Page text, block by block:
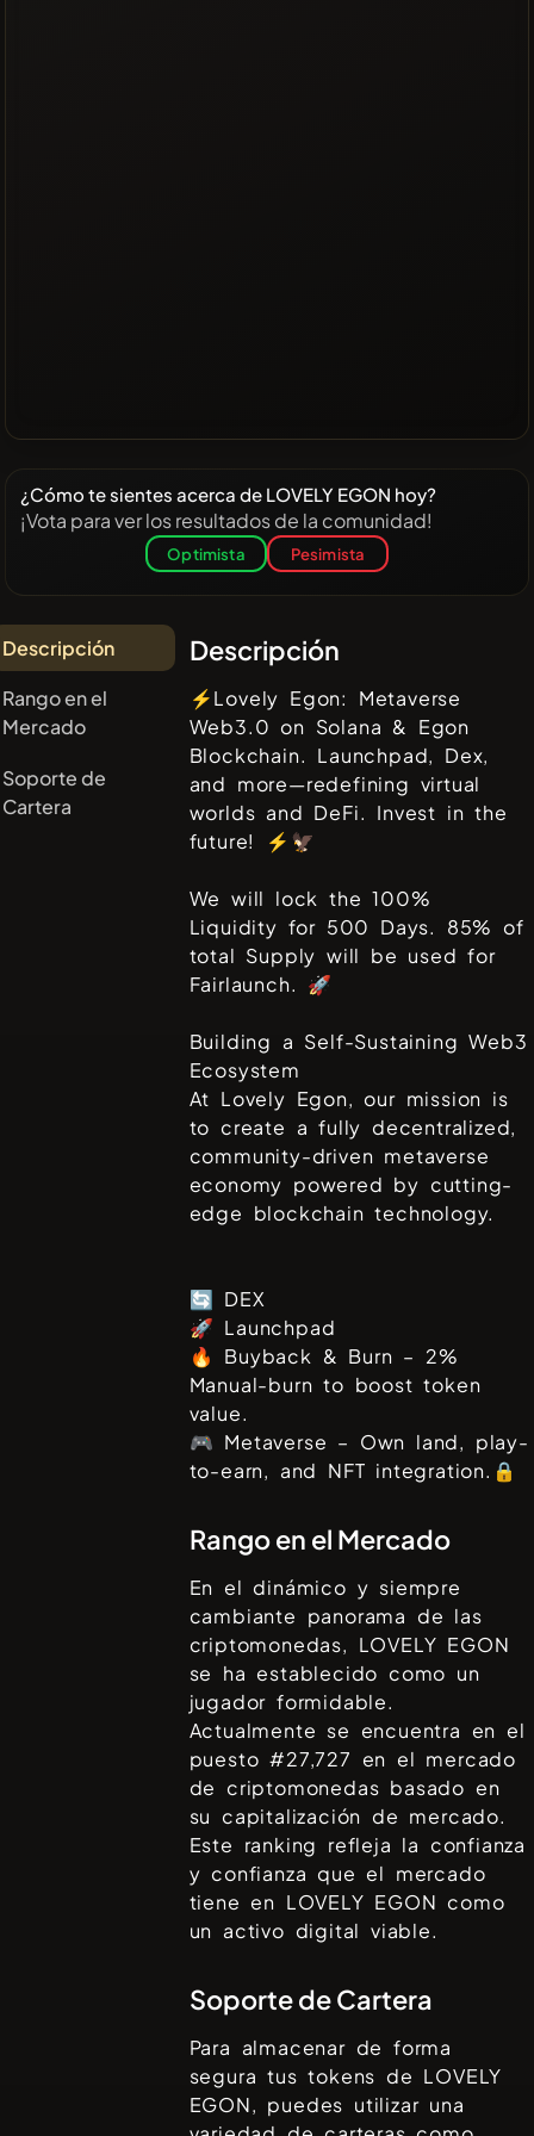
¿Cómo te sientes acerca de LOVELY EGON hoy?
¡Vota para ver los resultados de la comunidad!
Optimista Pesimista
Descripción
Rango en el
Mercado
Soporte de
Cartera
Descripción
⚡Lovely Egon: Metaverse
Web3.0 on Solana & Egon
Blockchain. Launchpad, Dex,
and more—redefining virtual
worlds and DeFi. Invest in the
future! ⚡🦅
We will lock the 100%
Liquidity for 500 Days. 85% of
total Supply will be used for
Fairlaunch. 🚀
Building a Self-Sustaining Web3
Ecosystem
At Lovely Egon, our mission is
to create a fully decentralized,
community-driven metaverse
economy powered by cutting-
edge blockchain technology.
🔄 DEX
🚀 Launchpad
🔥 Buyback & Burn – 2%
Manual-burn to boost token
value.
🎮 Metaverse – Own land, play-
to-earn, and NFT integration.🔒
Rango en el Mercado
En el dinámico y siempre
cambiante panorama de las
criptomonedas, LOVELY EGON
se ha establecido como un
jugador formidable.
Actualmente se encuentra en el
puesto #27,727 en el mercado
de criptomonedas basado en
su capitalización de mercado.
Este ranking refleja la confianza
y confianza que el mercado
tiene en LOVELY EGON como
un activo digital viable.
Soporte de Cartera
Para almacenar de forma
segura tus tokens de LOVELY
EGON, puedes utilizar una